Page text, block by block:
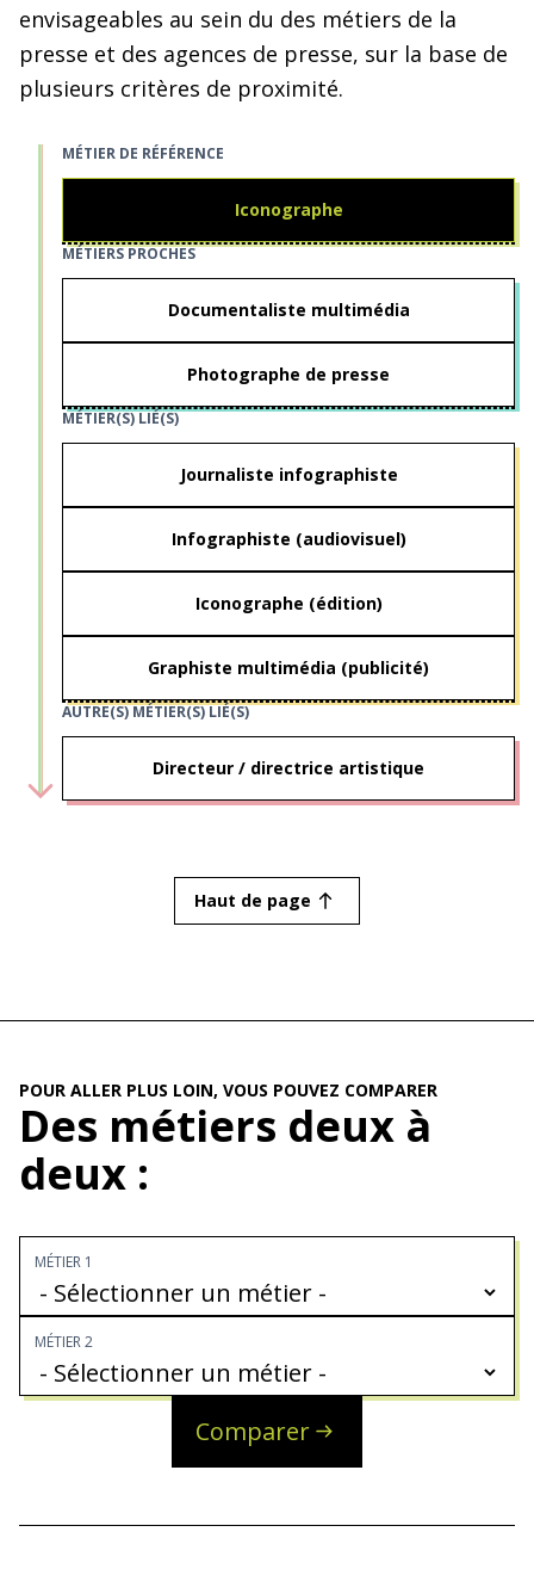
envisageables au sein du des métiers de la
presse et des agences de presse, sur la base de
plusieurs critères de proximité.
Iconographe
MÉTIER DE RÉFÉRENCE
Documentaliste multimédia
Photographe de presse
MÉTIERS PROCHES
Journaliste infographiste
Infographiste (audiovisuel)
Iconographe (édition)
Graphiste multimédia (publicité)
MÉTIER(S) LIÉ(S)
Directeur / directrice artistique
AUTRE(S) MÉTIER(S) LIÉ(S)
Haut de page
POUR ALLER PLUS LOIN, VOUS POUVEZ COMPARER
Des métiers deux à
deux :
MÉTIER 1
MÉTIER 2
Comparer